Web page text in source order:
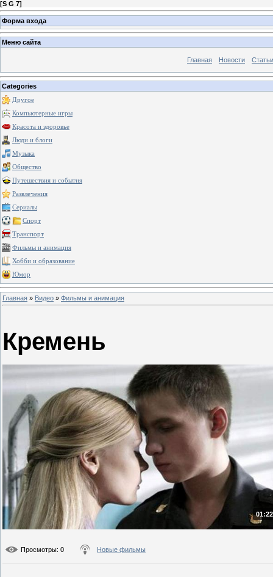
[S G 7]
Форма входа
Меню сайта
Главная Новости Статьи
Categories
Другое
Компьютерные игры
Красота и здоровье
Люди и блоги
Музыка
Общество
Путешествия и события
Развлечения
Сериалы
Спорт
Транспорт
Фильмы и анимация
Хобби и образование
Юмор
Главная » Видео » Фильмы и анимация
Кремень
Просмотры: 0 Новые фильмы